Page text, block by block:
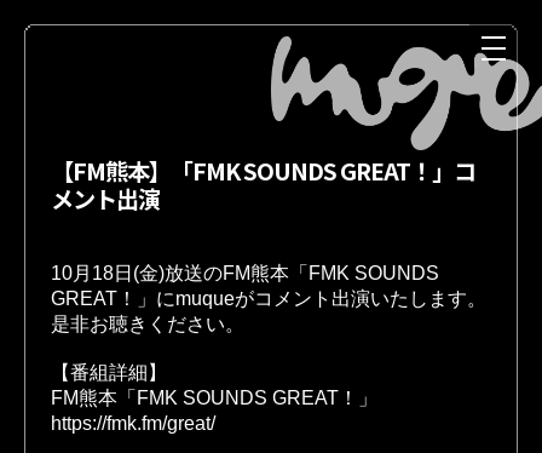
【FM熊本】「FMK SOUNDS GREAT！」コ
メント出演
10月18日(金)放送のFM熊本「FMK SOUNDS
GREAT！」にmuqueがコメント出演いたします。
是非お聴きください。
【番組詳細】
FM熊本「FMK SOUNDS GREAT！」
https://fmk.fm/great/